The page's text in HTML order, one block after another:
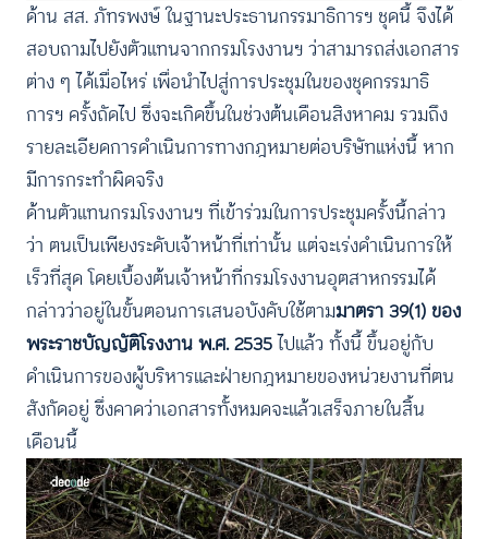
ด้าน สส. ภัทรพงษ์ ในฐานะประธานกรรมาธิการฯ ชุดนี้ จึงได้
สอบถามไปยังตัวแทนจากกรมโรงงานฯ ว่าสามารถส่งเอกสาร
ต่าง ๆ ได้เมื่อไหร่ เพื่อนำไปสู่การประชุมในของชุดกรรมาธิ
การฯ ครั้งถัดไป ซึ่งจะเกิดขึ้นในช่วงต้นเดือนสิงหาคม รวมถึง
รายละเอียดการดำเนินการทางกฎหมายต่อบริษัทแห่งนี้ หาก
มีการกระทำผิดจริง
ด้านตัวแทนกรมโรงงานฯ ที่เข้าร่วมในการประชุมครั้งนี้กล่าว
ว่า ตนเป็นเพียงระดับเจ้าหน้าที่เท่านั้น แต่จะเร่งดำเนินการให้
เร็วที่สุด โดยเบื้องต้นเจ้าหน้าที่กรมโรงงานอุตสาหกรรมได้
กล่าวว่าอยู่ในขั้นตอนการเสนอบังคับใช้ตามมาตรา 39(1) ของ
พระราชบัญญัติโรงงาน พ.ศ. 2535ไปแล้ว ทั้งนี้ ขึ้นอยู่กับ
ดำเนินการของผู้บริหารและฝ่ายกฎหมายของหน่วยงานที่ตน
สังกัดอยู่ ซึ่งคาดว่าเอกสารทั้งหมดจะแล้วเสร็จภายในสิ้น
เดือนนี้